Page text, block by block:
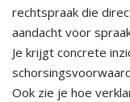
rechtspraak die
aandacht voor
Je krijgt concrete
Ook zie je hoe